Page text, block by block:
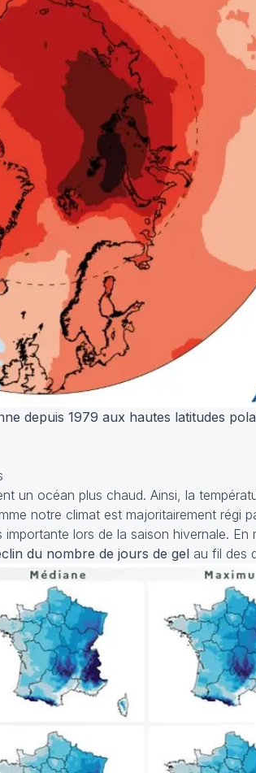
depuis 1979 aux hautes latitudes
un océan plus chaud. Ainsi, la
notre climat est majoritairement régi
lors de la saison hivernale.
du nombre de jours de gel au fil des